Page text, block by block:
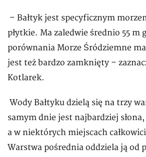
– Bałtyk jest specyficznym
płytkie. Ma zaledwie średnio 55 m
porównania Morze Śródziemne
jest też bardzo zamknięty –
Kotlarek.
Wody Bałtyku dzielą się na trzy
samym dnie jest najbardziej
a w niektórych miejscach
Warstwa pośrednia oddziela ją od